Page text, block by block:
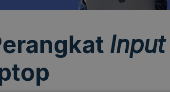
Input